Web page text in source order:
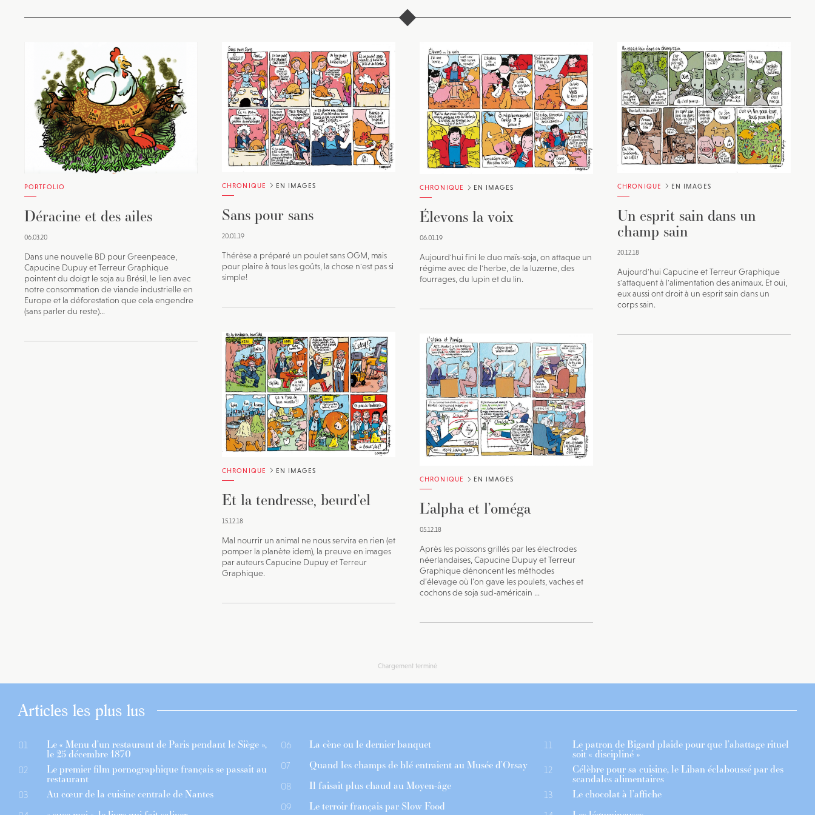
PORTFOLIO
Déracine et des ailes
06.03.20
Dans une nouvelle BD pour Greenpeace,
Capucine Dupuy et Terreur Graphique
pointent du doigt le soja au Brésil, le lien avec
notre consommation de viande industrielle en
Europe et la déforestation que cela engendre
(sans parler du reste)...
CHRONIQUE EN IMAGES
Sans pour sans
20.01.19
Thérèse a préparé un poulet sans OGM, mais
pour plaire à tous les goûts, la chose n'est pas si
simple!
CHRONIQUE EN IMAGES
Élevons la voix
06.01.19
Aujourd'hui fini le duo maïs-soja, on attaque un
régime avec de l'herbe, de la luzerne, des
fourrages, du lupin et du lin.
CHRONIQUE EN IMAGES
Un esprit sain dans un
champ sain
20.12.18
Aujourd'hui Capucine et Terreur Graphique
s'attaquent à l'alimentation des animaux. Et oui,
eux aussi ont droit à un esprit sain dans un
corps sain.
CHRONIQUE EN IMAGES
Et la tendresse, beurd’el
15.12.18
Mal nourrir un animal ne nous servira en rien (et
pomper la planète idem), la preuve en images
par auteurs Capucine Dupuy et Terreur
Graphique.
CHRONIQUE EN IMAGES
L’alpha et l’oméga
05.12.18
Après les poissons grillés par les électrodes
néerlandaises, Capucine Dupuy et Terreur
Graphique dénoncent les méthodes
d’élevage où l’on gave les poulets, vaches et
cochons de soja sud-américain ...
Chargement terminé
Articles les plus lus
01 Le « Menu d’un restaurant de Paris pendant le Siège »,
le 25 décembre 1870
02 Le premier film pornographique français se passait au
restaurant
03 Au cœur de la cuisine centrale de Nantes
06 La cène ou le dernier banquet
07 Quand les champs de blé entraient au Musée d’Orsay
08 Il faisait plus chaud au Moyen-âge
09 Le terroir français par Slow Food
11 Le patron de Bigard plaide pour que l’abattage rituel
soit « discipliné »
12 Célèbre pour sa cuisine, le Liban éclaboussé par des
scandales alimentaires
13 Le chocolat à l’affiche